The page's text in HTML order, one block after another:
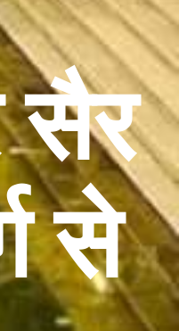
सैर
से